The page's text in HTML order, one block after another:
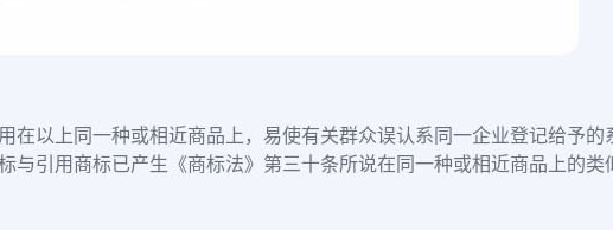
以上同一种或相近商品上，易使有关群众误认系同一企业登记给予的
引用商标已产生《商标法》第三十条所说在同一种或相近商品上的类